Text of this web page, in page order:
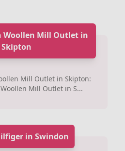
Woollen Mill Outlet in
Skipton
Mill Outlet in Skipton:
Mill Outlet in S...
in Swindon